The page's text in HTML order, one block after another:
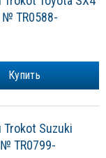
TR0588-
Купить
Suzuki
TR0799-